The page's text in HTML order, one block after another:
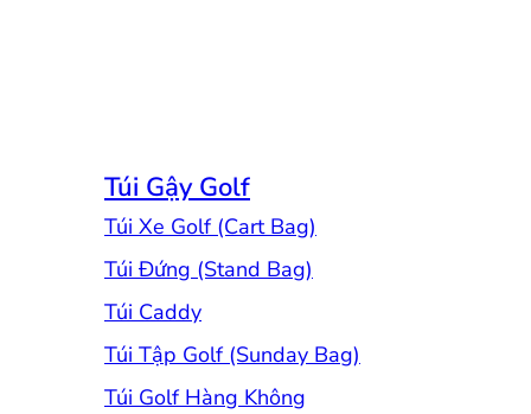
Túi Gậy Golf
Túi Xe Golf (Cart Bag)
Túi Đứng (Stand Bag)
Túi Caddy
Túi Tập Golf (Sunday Bag)
Túi Golf Hàng Không